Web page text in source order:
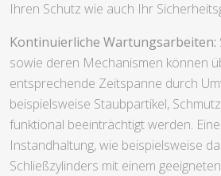
Ihren Schutz wie auch Ihr
Kontinuierliche Wartungsarbeiten:
sowie deren Mechanismen können
entsprechende Zeitspanne durch
beispielsweise Staubpartikel,
funktional beeinträchtigt werden.
Instandhaltung, wie beispielsweise
Schließzylinders mit einem